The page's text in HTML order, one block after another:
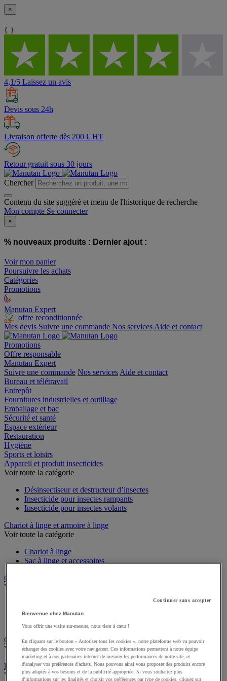
×
{ }
4,1/5 Laissez un avis
Devis sous 24h
Livraison offerte dès 200 € HT
Retour gratuit sous 30 jours
Chercher
Contenu du site suggéré et menu de l'historique de recherche
Mon compte Se connecter
×
% nouveaux produits : Dernier ajout :
Voir mon panier
Poursuivre les achats
Catégories
Promotions
Manutan Expert
offre reconditionnée
Mes devis Suivre une commande Nos services Aide et contact
Promotions
Offre responsable
Manutan Expert
Suivre une commande Nos services Aide et contact
Bureau et télétravail
Entrepôt
Fournitures industrielles et outillage
Emballage et bac
Sécurité et santé
Espace extérieur
Restauration
Hygiène
Sports et loisirs
Appareil et produit insecticides
Voir toute la catégorie
Désinsectiseur et destructeur d’insectes
Insecticide pour insectes rampants
Insecticide pour insectes volants
Chariot à linge et armoire à linge
Voir toute la catégorie
Chariot à linge
Sac à linge et accessoires
Chariot de nettoyage
Voir toute la catégorie
Chariot de lavage
Chariot de ménage
Cireuse à chaussures
Voir toute la catégorie
Équipement sanitaires, douche et salle de bain
Voir toute la catégorie
Continuer sans accepter
Bienvenue chez Manutan
Vous offrir une visite sur-mesure, nous tient à cœur !
En cliquant sur le bouton « Autoriser tous les cookies », notre plateforme web va pouvoir
échanger des cookies avec votre navigateur. Ces informations permettent à notre équipe
marketing et à nos partenaires internet de mesurer les performances de notre site, et
d'analyser vos préférences d'achats. Nous pouvons ainsi vous proposer des produits encore
plus adaptés à vos besoins et de la publicité appropriée. Si vous souhaitez plus
d'informations sur les finalités et choisir vos préférences par type de cookies, cliquez sur